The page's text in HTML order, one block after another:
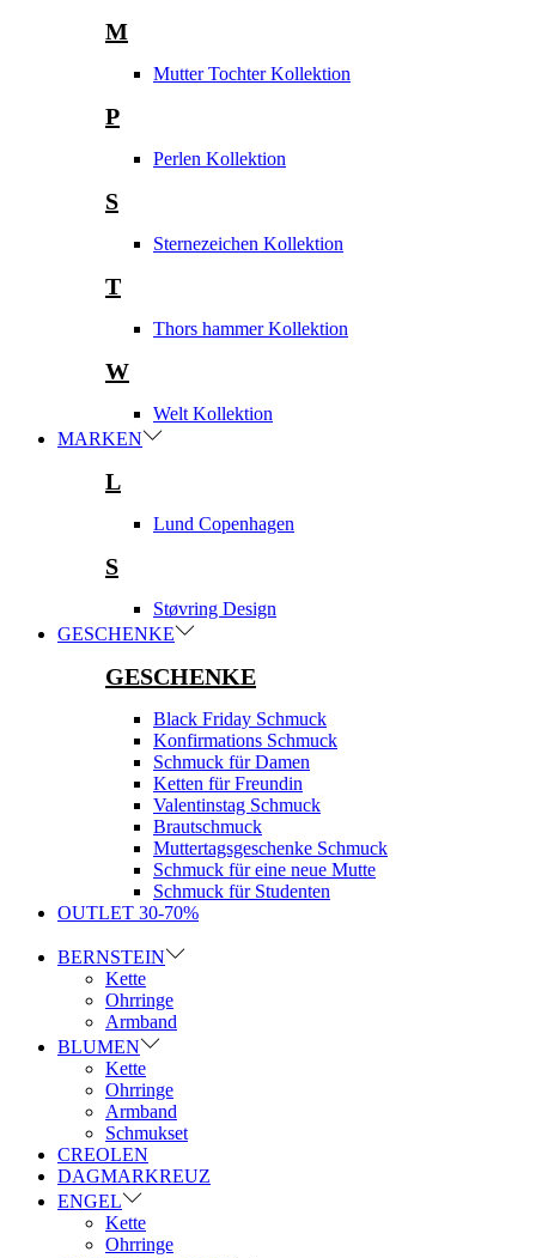
M
Mutter Tochter Kollektion
P
Perlen Kollektion
S
Sternezeichen Kollektion
T
Thors hammer Kollektion
W
Welt Kollektion
MARKEN
L
Lund Copenhagen
S
Støvring Design
GESCHENKE
GESCHENKE
Black Friday Schmuck
Konfirmations Schmuck
Schmuck für Damen
Ketten für Freundin
Valentinstag Schmuck
Brautschmuck
Muttertagsgeschenke Schmuck
Schmuck für eine neue Mutte
Schmuck für Studenten
OUTLET 30-70%
BERNSTEIN
Kette
Ohrringe
Armband
BLUMEN
Kette
Ohrringe
Armband
Schmukset
CREOLEN
DAGMARKREUZ
ENGEL
Kette
Ohrringe